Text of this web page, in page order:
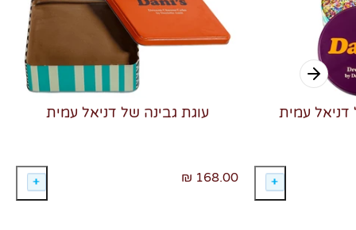
עוגת גבינה של דניאל עמית
168.00 ₪
דניאל עמית